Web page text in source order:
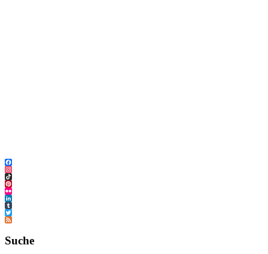
Facebook
Instagram
TikTok
Pinterest
Flickr
LinkedIn
Tumblr
Twitter
Feed
Suche